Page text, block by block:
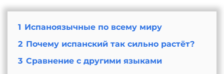
1 Испаноязычные по всему миру
2 Почему испанский так сильно растёт?
3 Сравнение с другими языками